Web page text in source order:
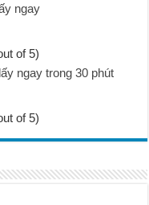
ngay
of 5)
ngay trong 30 phút
of 5)